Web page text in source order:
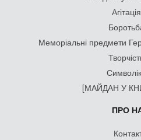
Агітація
Меморіальні предмети
[МАЙДАН У
ПРО